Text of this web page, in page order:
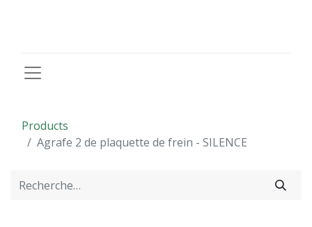
Products
Agrafe 2 de plaquette de frein - SILENCE